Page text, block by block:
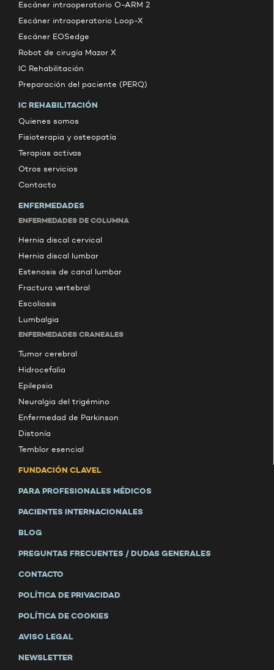
Escáner intraoperatorio O-ARM 2
Escáner intraoperatorio Loop-X
Escáner EOSedge
Robot de cirugía Mazor X
IC Rehabilitación
Preparación del paciente (PERQ)
IC REHABILITACIÓN
Quienes somos
Fisioterapia y osteopatía
Terapias activas
Otros servicios
Contacto
ENFERMEDADES
ENFERMEDADES DE COLUMNA
Hernia discal cervical
Hernia discal lumbar
Estenosis de canal lumbar
Fractura vertebral
Escoliosis
Lumbalgia
ENFERMEDADES CRANEALES
Tumor cerebral
Hidrocefalia
Epilepsia
Neuralgia del trigémino
Enfermedad de Parkinson
Distonía
Temblor esencial
FUNDACIÓN CLAVEL
PARA PROFESIONALES MÉDICOS
PACIENTES INTERNACIONALES
BLOG
PREGUNTAS FRECUENTES / DUDAS GENERALES
CONTACTO
POLÍTICA DE PRIVACIDAD
POLÍTICA DE COOKIES
AVISO LEGAL
NEWSLETTER